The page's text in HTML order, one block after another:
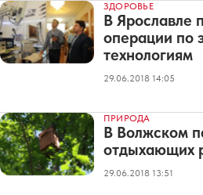
ЗДОРОВЬЕ
В Ярославле
операции по
технологиям
29.06.2018 14:05
ПРИРОДА
В Волжском
отдыхающих
29.06.2018 13:51